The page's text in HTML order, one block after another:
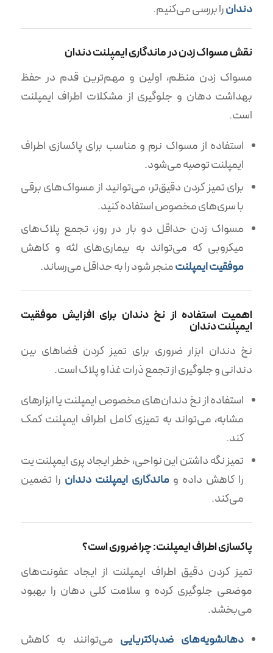
دندانرا بررسی می‌کنیم.
نقش مسواک زدن در ماندگاری ایمپلنت دندان
مسواک زدن منظم، اولین و مهم‌ترین قدم در حفظ
بهداشت دهان و جلوگیری از مشکلات اطراف ایمپلنت
است.
استفاده از مسواک نرم و مناسب برای پاکسازی اطراف
ایمپلنت توصیه می‌شود.
برای تمیز کردن دقیق‌تر، می‌توانید از مسواک‌های برقی
با سری‌های مخصوص استفاده کنید.
مسواک زدن حداقل دو بار در روز، تجمع پلاک‌های
میکروبی که می‌تواند به بیماری‌های لثه و کاهش
موفقیت ایمپلنتمنجر شود را به حداقل می‌رساند.
اهمیت استفاده از نخ دندان برای افزایش موفقیت
ایمپلنت دندان
نخ دندان ابزار ضروری برای تمیز کردن فضاهای بین
دندانی و جلوگیری از تجمع ذرات غذا و پلاک است.
استفاده از نخ دندان‌های مخصوص ایمپلنت یا ابزارهای
مشابه، می‌تواند به تمیزی کامل اطراف ایمپلنت کمک
کند.
تمیز نگه داشتن این نواحی، خطر ایجاد پری ایمپلنت یت
را کاهش داده و ماندگاری ایمپلنت دندان را تضمین
می‌کند.
پاکسازی اطراف ایمپلنت: چرا ضروری است؟
تمیز کردن دقیق اطراف ایمپلنت از ایجاد عفونت‌های
موضعی جلوگیری کرده و سلامت کلی دهان را بهبود
می‌بخشد.
دهانشویه‌های ضدباکتریایی می‌توانند به کاهش